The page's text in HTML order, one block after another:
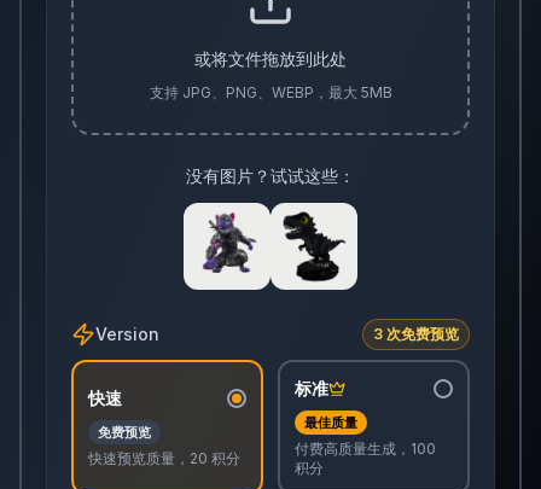
或将文件拖放到此处
支持 JPG、PNG、WEBP，最大 5MB
没有图片？试试这些：
Version 3 次免费预览
快速
免费预览
快速预览质量，20 积分
标准
最佳质量
付费高质量生成，100
积分